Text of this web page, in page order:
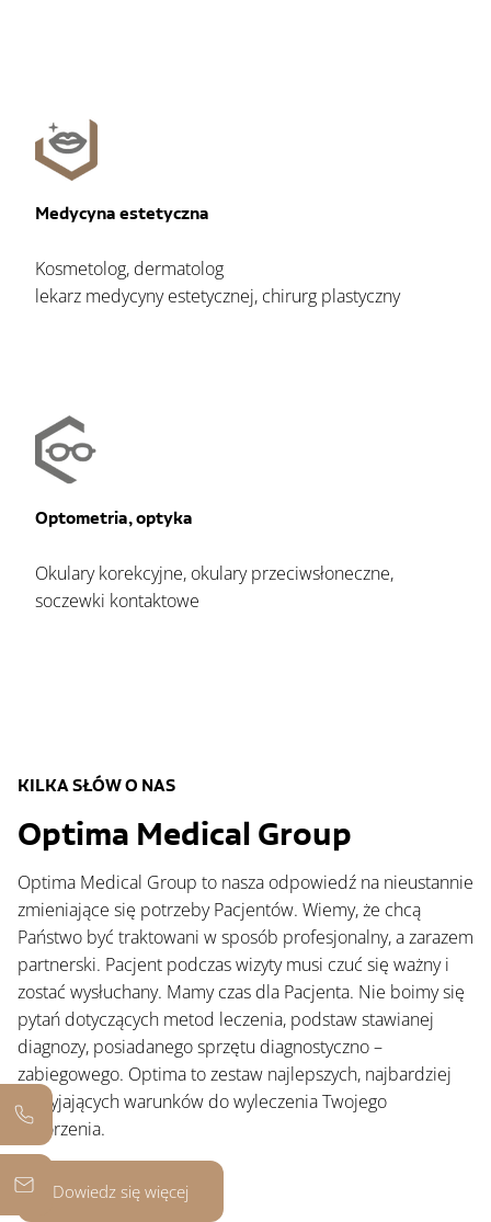
Medycyna estetyczna
Kosmetolog, dermatolog
lekarz medycyny estetycznej, chirurg plastyczny
Optometria, optyka
Okulary korekcyjne, okulary przeciwsłoneczne,
soczewki kontaktowe
KILKA SŁÓW O NAS
Optima Medical Group
Optima Medical Group to nasza odpowiedź na nieustannie
zmieniające się potrzeby Pacjentów. Wiemy, że chcą
Państwo być traktowani w sposób profesjonalny, a zarazem
partnerski. Pacjent podczas wizyty musi czuć się ważny i
zostać wysłuchany. Mamy czas dla Pacjenta. Nie boimy się
pytań dotyczących metod leczenia, podstaw stawianej
diagnozy, posiadanego sprzętu diagnostyczno –
zabiegowego. Optima to zestaw najlepszych, najbardziej
sprzyjających warunków do wyleczenia Twojego
schorzenia.
Dowiedz się więcej